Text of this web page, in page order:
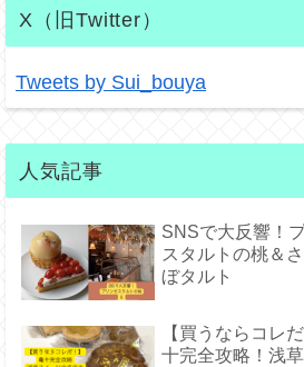
X（旧Twitter）
Tweets by Sui_bouya
人気記事
SNSで大反響！
スタルトの桃＆
ぼタルト
【買うならコレ
十完全攻略！浅